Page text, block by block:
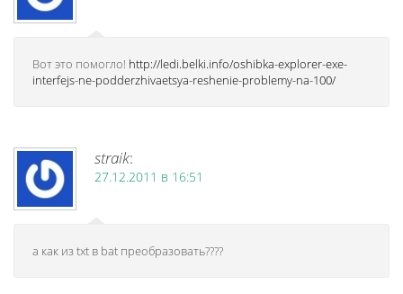
Вот это помогло! http://ledi.belki.info/oshibka-explorer-exe-
interfejs-ne-podderzhivaetsya-reshenie-problemy-na-100/
straik:
27.12.2011 в 16:51
а как из txt в bat преобразовать????